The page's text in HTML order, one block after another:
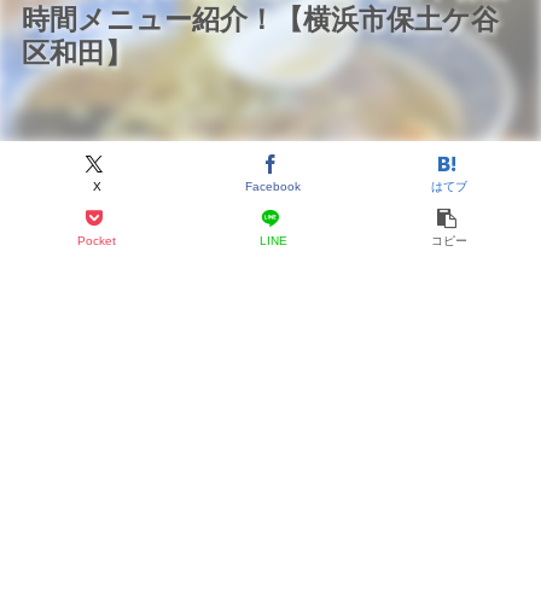
時間メニュー紹介！【横浜市保土ケ谷
区和田】
X Facebook はてブ
Pocket LINE コピー